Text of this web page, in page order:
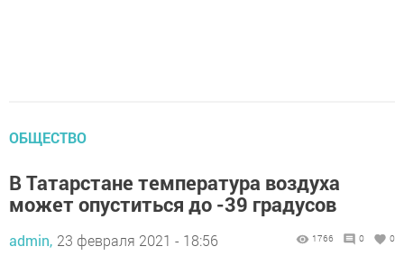
ОБЩЕСТВО
В Татарстане температура воздуха
может опуститься до -39 градусов
admin, 23 февраля 2021 - 18:56 1766 0 0